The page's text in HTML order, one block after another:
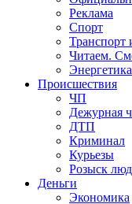
Реклама
Спорт
Транспорт
Читаем.
Энергетика
Происшествия
ЧП
Дежурная
ДТП
Криминал
Курьезы
Розыск
Деньги
Экономика